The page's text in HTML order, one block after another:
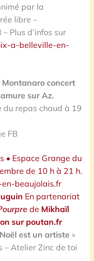
par la
libre –
Plus d’infos sur
a-belleville-en-
concert
sur Az.
du repas chaud à 19
FB
• Espace Grange du
de 10 h à 21 h.
beaujolais.fr
En partenariat
de Mikhaïl
sur poutan.fr
est un artiste »
– Atelier Zinc de toi